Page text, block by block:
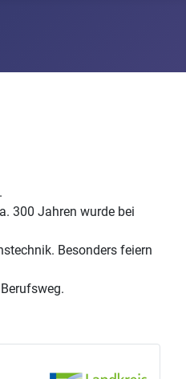
300 Jahren wurde bei
Besonders feiern